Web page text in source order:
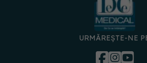
URMĂREȘTE-NE PE: